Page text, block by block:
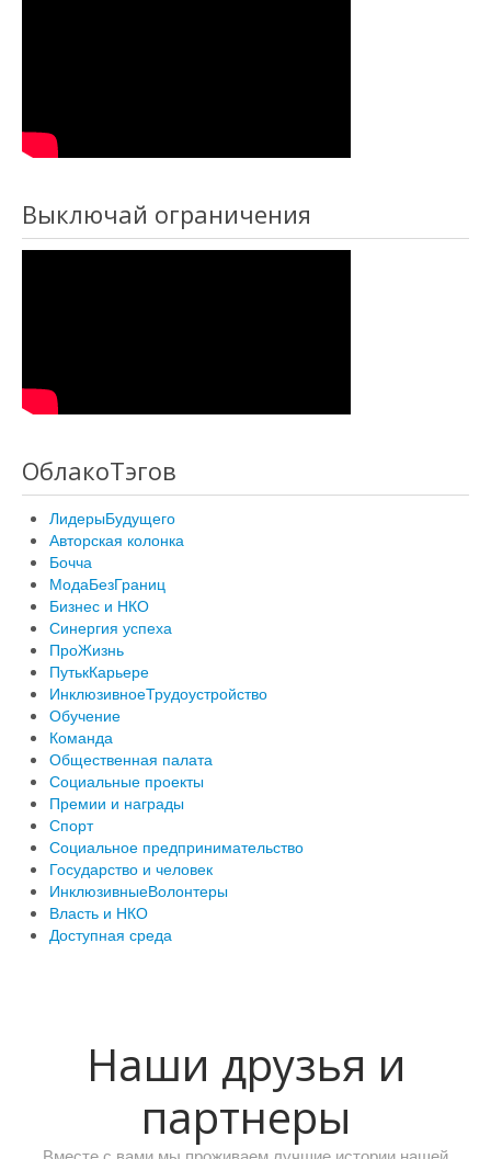
Выключай ограничения
ОблакоТэгов
ЛидерыБудущего
Авторская колонка
Бочча
МодаБезГраниц
Бизнес и НКО
Синергия успеха
ПроЖизнь
ПутькКарьере
ИнклюзивноеТрудоустройство
Обучение
Команда
Общественная палата
Социальные проекты
Премии и награды
Спорт
Социальное предпринимательство
Государство и человек
ИнклюзивныеВолонтеры
Власть и НКО
Доступная среда
Наши друзья и
партнеры